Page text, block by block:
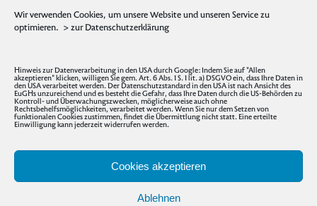
Wir verwenden Cookies, um unsere Website und unseren Service zu
optimieren. > zur Datenschutzerklärung
Hinweis zur Datenverarbeitung in den USA durch Google: Indem Sie auf "Allen
akzeptieren" klicken, willigen Sie gem. Art. 6 Abs. 1 S. 1 lit. a) DSGVO ein, dass Ihre Daten in
den USA verarbeitet werden. Der Datenschutzstandard in den USA ist nach Ansicht des
EuGHs unzureichend und es besteht die Gefahr, dass Ihre Daten durch die US-Behörden zu
Kontroll- und Überwachungszwecken, möglicherweise auch ohne
Rechtsbehelfsmöglichkeiten, verarbeitet werden. Wenn Sie nur dem Setzen von
funktionalen Cookies zustimmen, findet die Übermittlung nicht statt. Eine erteilte
Einwilligung kann jederzeit widerrufen werden.
Cookies akzeptieren
Ablehnen